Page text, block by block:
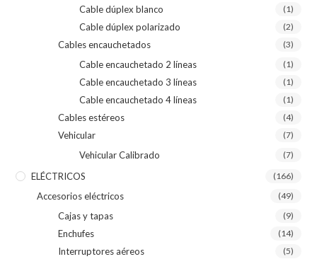
Cable dúplex blanco (1)
Cable dúplex polarizado (2)
Cables encauchetados (3)
Cable encauchetado 2 líneas (1)
Cable encauchetado 3 líneas (1)
Cable encauchetado 4 líneas (1)
Cables estéreos (4)
Vehicular (7)
Vehicular Calibrado (7)
ELÉCTRICOS (166)
Accesorios eléctricos (49)
Cajas y tapas (9)
Enchufes (14)
Interruptores aéreos (5)